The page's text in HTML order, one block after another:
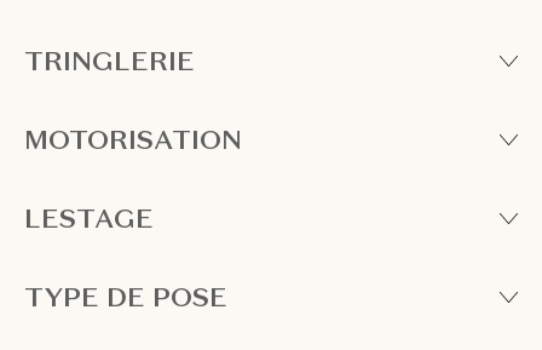
TRINGLERIE
MOTORISATION
LESTAGE
TYPE DE POSE